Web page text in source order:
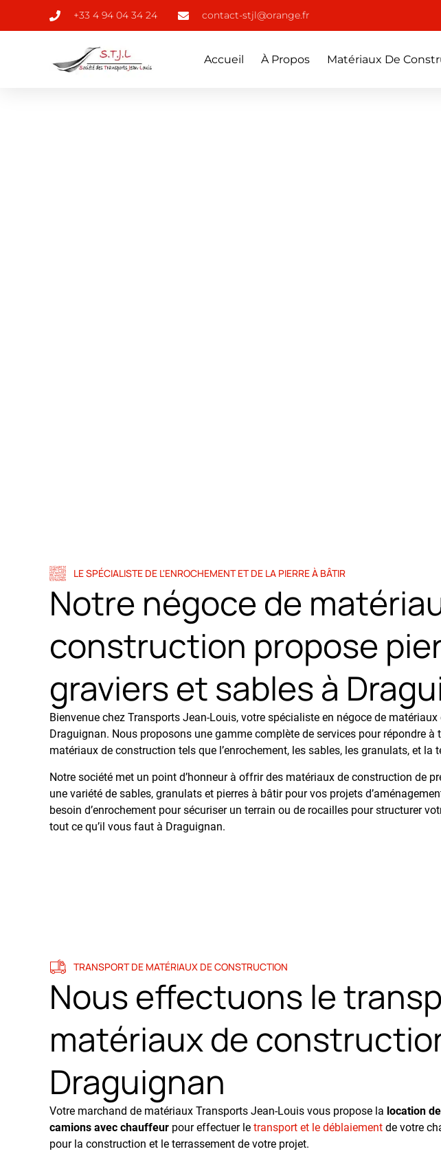
+33 4 94 04 34 24 contact-stjl@orange.fr
Accueil À Propos Matériaux De
LE SPÉCIALISTE DE L'ENROCHEMENT ET DE LA PIERRE À BÂTIR
Notre négoce de
construction propose
graviers et sables à
Bienvenue chez Transports Jean-Louis, votre spécialiste en négoce de
Draguignan. Nous proposons une gamme complète de services pour répondre à
matériaux de construction tels que l’enrochement, les sables, les granulats, et la
Notre société met un point d’honneur à offrir des matériaux de construction de
une variété de sables, granulats et pierres à bâtir pour vos projets
besoin d’enrochement pour sécuriser un terrain ou de rocailles pour structurer
tout ce qu’il vous faut à Draguignan.
TRANSPORT DE MATÉRIAUX DE CONSTRUCTION
Nous effectuons le
matériaux de
Draguignan
Votre marchand de matériaux Transports Jean-Louis vous propose la location de
camions avec chauffeur pour effectuer le transport et le déblaiement de votre
pour la construction et le terrassement de votre projet.